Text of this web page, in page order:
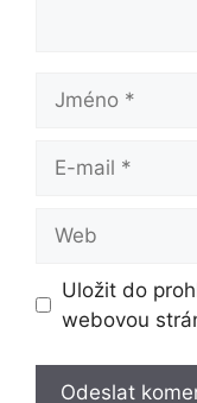
Jméno
mail
Uložit do
webovou